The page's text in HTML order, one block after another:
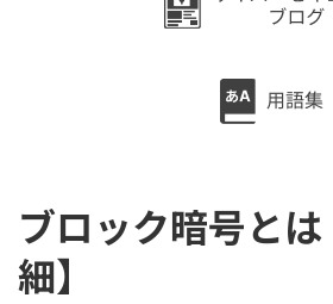
ブロック暗号と
細】